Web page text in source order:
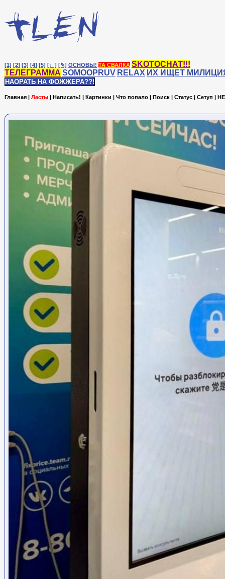
[1] [2] [3] [4] [5] [♩] [✎] ОСНОВЫ! ТА СВАЛКА SKOTOCHAT!!!
ТЕЛЕГРАММА SOMOOPRUV RELAX ИХ ИЩЕТ
НАОРАТЬ НА ФОЖЖЕРА??!
Главная | Ласты | Написать! | Картинки | Что попало | Поиск | Статус | Сетуп |